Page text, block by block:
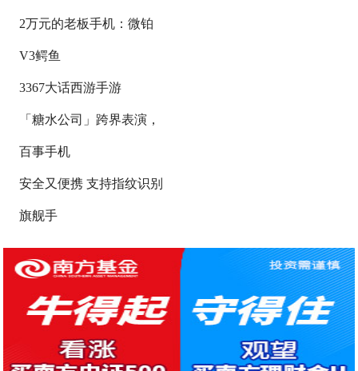
2万元的老板手机：微铂
V3鳄鱼
3367大话西游手游
「糖水公司」跨界表演，
百事手机
安全又便携 支持指纹识别
旗舰手